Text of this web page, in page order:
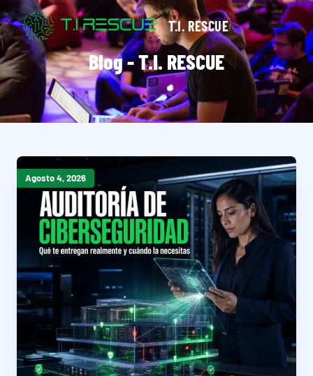
T.I. RESCUE
Blog - T.I. RESCUE
Agosto 4, 2026